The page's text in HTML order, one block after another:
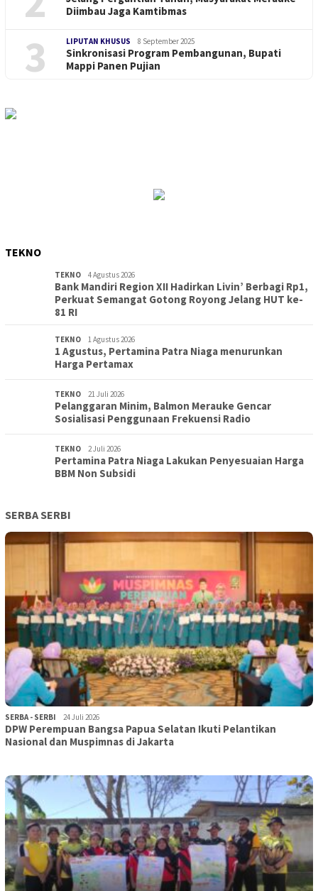
Diimbau Jaga Kamtibmas
3 LIPUTAN KHUSUS 8 September 2025
Sinkronisasi Program Pembangunan, Bupati
Mappi Panen Pujian
TEKNO
TEKNO 4 Agustus 2026
Bank Mandiri Region XII Hadirkan Livin’ Berbagi Rp1,
Perkuat Semangat Gotong Royong Jelang HUT ke-
81 RI
TEKNO 1 Agustus 2026
1 Agustus, Pertamina Patra Niaga menurunkan
Harga Pertamax
TEKNO 21 Juli 2026
Pelanggaran Minim, Balmon Merauke Gencar
Sosialisasi Penggunaan Frekuensi Radio
TEKNO 2 Juli 2026
Pertamina Patra Niaga Lakukan Penyesuaian Harga
BBM Non Subsidi
SERBA SERBI
SERBA - SERBI 24 Juli 2026
DPW Perempuan Bangsa Papua Selatan Ikuti Pelantikan
Nasional dan Muspimnas di Jakarta